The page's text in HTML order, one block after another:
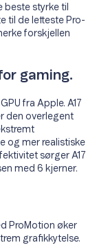
beste styrke til
til de letteste Pro-
forskjellen
gaming.
fra Apple. A17
den overlegent
og mer realistiske
sørger A17
med 6 kjerner.
ProMotion øker
grafikkytelse.